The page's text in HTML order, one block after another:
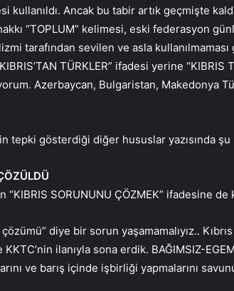
kullanıldı. Ancak bu tabir artık geçmişte
“TOPLUM” kelimesi, eski federasyon
tarafından sevilen ve asla
TÜRKLER” ifadesi yerine “KIBRIS
Azerbaycan, Bulgaristan, Makedonya
tepki gösterdiği diğer hususlar yazısında şu
“KIBRIS SORUNUNU ÇÖZMEK” ifadesine de
diye bir sorun yaşamamalıyız..
ilanıyla sona erdik. BAĞIMSIZ-
ve barış içinde işbirliği yapmalarını